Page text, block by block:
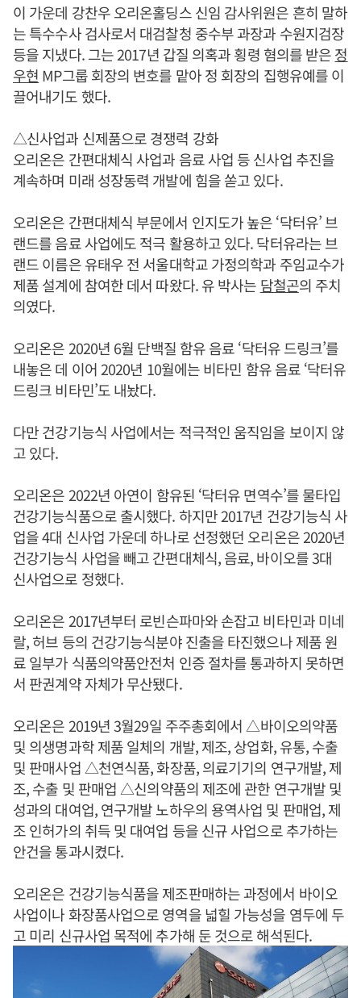
이 가운데 강찬우 오리온홀딩스 신임 감사위원은 흔히 말하
는 특수수사 검사로서 대검찰청 중수부 과장과 수원지검장
등을 지냈다. 그는 2017년 갑질 의혹과 횡령 혐의를 받은정
우현 MP그룹 회장의 변호를 맡아 정 회장의 집행유예를 이
끌어내기도 했다.
△신사업과 신제품으로 경쟁력 강화
오리온은 간편대체식 사업과 음료 사업 등 신사업 추진을
계속하며 미래 성장동력 개발에 힘을 쏟고 있다.
오리온은 간편대체식 부문에서 인지도가 높은 ‘닥터유’ 브
랜드를 음료 사업에도 적극 활용하고 있다. 닥터유라는 브
랜드 이름은 유태우 전 서울대학교 가정의학과 주임교수가
제품 설계에 참여한 데서 따왔다. 유 박사는 담철곤의 주치
의였다.
오리온은 2020년 6월 단백질 함유 음료 ‘닥터유 드링크’를
내놓은 데 이어 2020년 10월에는 비타민 함유 음료 ‘닥터유
드링크 비타민’도 내놨다.
다만 건강기능식 사업에서는 적극적인 움직임을 보이지 않
고 있다.
오리온은 2022년 아연이 함유된 ‘닥터유 면역수’를 물타입
건강기능식품으로 출시했다. 하지만 2017년 건강기능식 사
업을 4대 신사업 가운데 하나로 선정했던 오리온은 2020년
건강기능식 사업을 빼고 간편대체식, 음료, 바이오를 3대
신사업으로 정했다.
오리온은 2017년부터 로빈슨파마와 손잡고 비타민과 미네
랄, 허브 등의 건강기능식분야 진출을 타진했으나 제품 원
료 일부가 식품의약품안전처 인증 절차를 통과하지 못하면
서 판권계약 자체가 무산됐다.
오리온은 2019년 3월29일 주주총회에서 △바이오의약품
및 의생명과학 제품 일체의 개발, 제조, 상업화, 유통, 수출
및 판매사업 △천연식품, 화장품, 의료기기의 연구개발, 제
조, 수출 및 판매업 △신의약품의 제조에 관한 연구개발 및
성과의 대여업, 연구개발 노하우의 용역사업 및 판매업, 제
조 인허가의 취득 및 대여업 등을 신규 사업으로 추가하는
안건을 통과시켰다.
오리온은 건강기능식품을 제조판매하는 과정에서 바이오
사업이나 화장품사업으로 영역을 넓힐 가능성을 염두에 두
고 미리 신규사업 목적에 추가해 둔 것으로 해석된다.